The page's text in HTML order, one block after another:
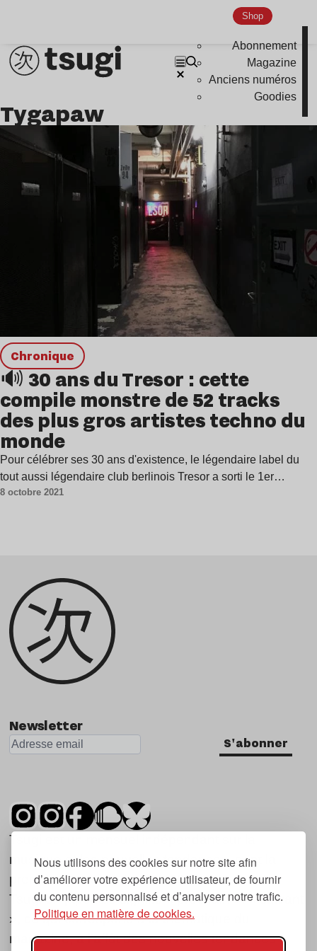
Nous utilisons des cookies sur notre site afin
d’améliorer votre expérience utilisateur, de fournir
du contenu personnalisé et d’analyser notre trafic.
Politique en matière de cookies.
Shop
Abonnement
Magazine
Anciens numéros
Goodies
Tygapaw
chronique
🔊 30 ans du Tresor : cette
compile monstre de 52 tracks
des plus gros artistes techno du
monde
Pour célébrer ses 30 ans d'existence, le légendaire label du
tout aussi légendaire club berlinois Tresor a sorti le 1er…
8 octobre 2021
Newsletter
S'abonner
Tsugi est un mensuel indépendant sur la
musique et les nouvelles tendances, dont la
première parution date de 2007.
Tsugi en japonais signifie « prochain », « suivant
», ce qui correspond à la thématique du
magazine, à l’affût des nouvelles tendances